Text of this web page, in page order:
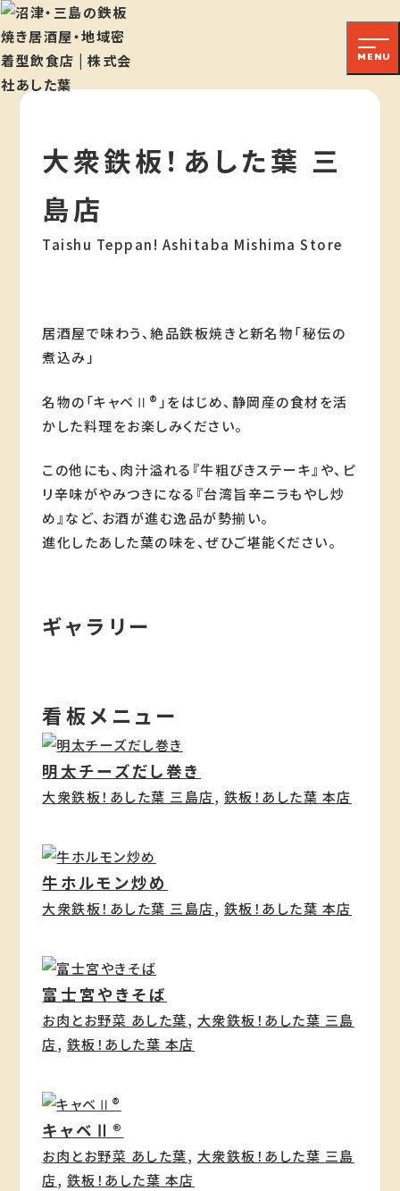
MENU
静岡県沼津市高島町21-20
大衆酒場 たばちゃん 仲見世
店
大衆酒場 たばちゃん 三島広
小路店
静岡県三島市本町7-27
大衆鉄板！あした葉 三島店
沼津港あした葉踊りあじ専門
静岡県沼津市千本港町109
お肉とお野菜 あした葉
静岡県沼津市大手町3丁目5-25
ホルモンももこ
静岡県沼津市大手町3丁目6-25
極生アジフライと踊りぶし あ
ホルモンまっちゃん
炭火焼鳥 あした葉
静岡県沼津市高島町7-4 1F
大衆鉄板！あした葉 三
島店
Taishu Teppan! Ashitaba Mishima Store
居酒屋で味わう、絶品鉄板焼きと新名物「秘伝の
煮込み」
名物の「キャベⅡ®」をはじめ、静岡産の食材を活
かした料理をお楽しみください。
この他にも、肉汁溢れる『牛粗びきステーキ』や、ピ
リ辛味がやみつきになる『台湾旨辛ニラもやし炒
め』など、お酒が進む逸品が勢揃い。
進化したあした葉の味を、ぜひご堪能ください。
ギャラリー
看板メニュー
明太チーズだし巻き
大衆鉄板！あした葉 三島店, 鉄板！あした葉 本店
牛ホルモン炒め
大衆鉄板！あした葉 三島店, 鉄板！あした葉 本店
富士宮やきそば
お肉とお野菜 あした葉, 大衆鉄板！あした葉 三島
店, 鉄板！あした葉 本店
キャベⅡ®
お肉とお野菜 あした葉, 大衆鉄板！あした葉 三島
店, 鉄板！あした葉 本店